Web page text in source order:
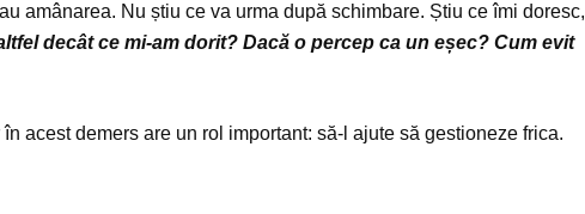
amânarea. Nu știu ce va urma după schimbare. Știu ce îmi doresc,
decât ce mi-am dorit? Dacă o percep ca un eșec? Cum evit
acest demers are un rol important: să-l ajute să gestioneze frica.